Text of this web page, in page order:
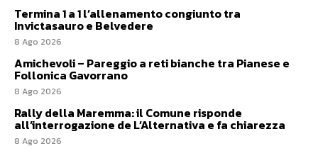
Termina 1 a 1 l’allenamento congiunto tra
Invictasauro e Belvedere
8 Ago 2026
Amichevoli – Pareggio a reti bianche tra Pianese e
Follonica Gavorrano
8 Ago 2026
Rally della Maremma: il Comune risponde
all’interrogazione de L’Alternativa e fa chiarezza
8 Ago 2026